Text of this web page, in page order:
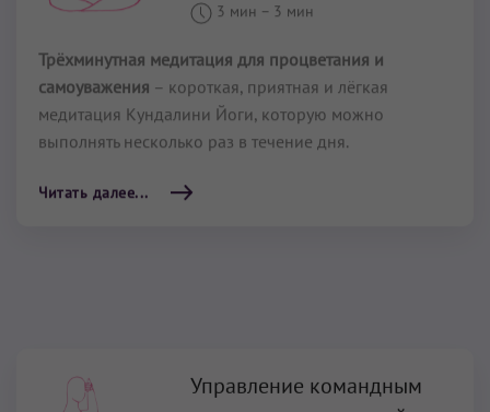
3 мин – 3 мин
Трёхминутная медитация для процветания и
самоуважения – короткая, приятная и лёгкая
медитация Кундалини Йоги, которую можно
выполнять несколько раз в течение дня.
Читать далее...
9 мин–9 мин